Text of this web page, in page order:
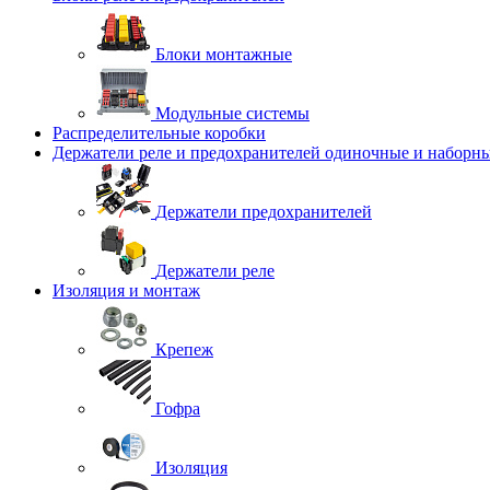
Блоки монтажные
Модульные системы
Распределительные коробки
Держатели реле и предохранителей одиночные и
Держатели предохранителей
Держатели реле
Изоляция и монтаж
Крепеж
Гофра
Изоляция